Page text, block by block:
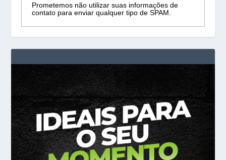
Prometemos não utilizar suas informações de
contato para enviar qualquer tipo de SPAM.